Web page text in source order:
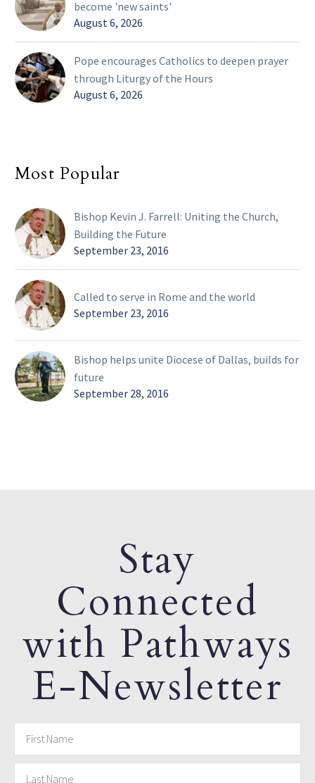
become 'new saints'
August 6, 2026
Pope encourages Catholics to deepen prayer
through Liturgy of the Hours
August 6, 2026
Most Popular
Bishop Kevin J. Farrell: Uniting the Church,
Building the Future
September 23, 2016
Called to serve in Rome and the world
September 23, 2016
Bishop helps unite Diocese of Dallas, builds for
future
September 28, 2016
Stay
Connected
with Pathways
E-Newsletter